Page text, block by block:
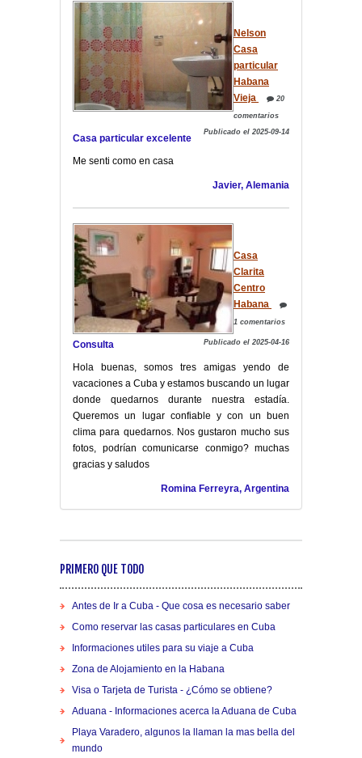
Nelson
Casa
particular
Habana
Vieja
20
comentarios
Publicado el 2025-09-14
Casa particular excelente
Me senti como en casa
Javier, Alemania
Casa
Clarita
Centro
Habana
1 comentarios
Publicado el 2025-04-16
Consulta
Hola buenas, somos tres amigas yendo de
vacaciones a Cuba y estamos buscando un lugar
donde quedarnos durante nuestra estadía.
Queremos un lugar confiable y con un buen
clima para quedarnos. Nos gustaron mucho sus
fotos, podrían comunicarse conmigo? muchas
gracias y saludos
Romina Ferreyra, Argentina
PRIMERO QUE TODO
Antes de Ir a Cuba - Que cosa es necesario saber
Como reservar las casas particulares en Cuba
Informaciones utiles para su viaje a Cuba
Zona de Alojamiento en la Habana
Visa o Tarjeta de Turista - ¿Cómo se obtiene?
Aduana - Informaciones acerca la Aduana de Cuba
Playa Varadero, algunos la llaman la mas bella del
mundo